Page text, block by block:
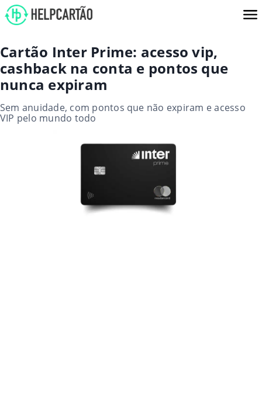
Cartão Inter Prime: acesso vip,
cashback na conta e pontos que
nunca expiram
Sem anuidade, com pontos que não expiram e acesso
VIP pelo mundo todo